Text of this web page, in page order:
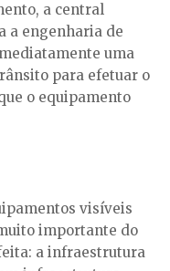
a central
a engenharia de
uma
para efetuar o
o equipamento
visíveis
importante do
a infraestrutura